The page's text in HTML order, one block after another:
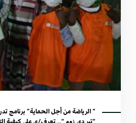
” الرياضة من أجل الحماية” برنامج